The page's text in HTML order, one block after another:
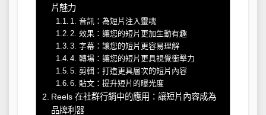
片魅力
1. 音訊：為短片注入靈魂
2. 效果：讓您的短片更加生動有趣
3. 字幕：讓您的短片更容易理解
4. 轉場：讓您的短片更具視覺衝擊力
5. 剪輯：打造更具層次的短片內容
6. 貼文：提升短片的曝光度
Reels 在社群行銷中的應用：讓短片內容成為
品牌利器